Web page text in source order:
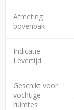
Afmeting
bovenbak
Indicatie
Levertijd
Geschikt voor
vochtige
ruimtes